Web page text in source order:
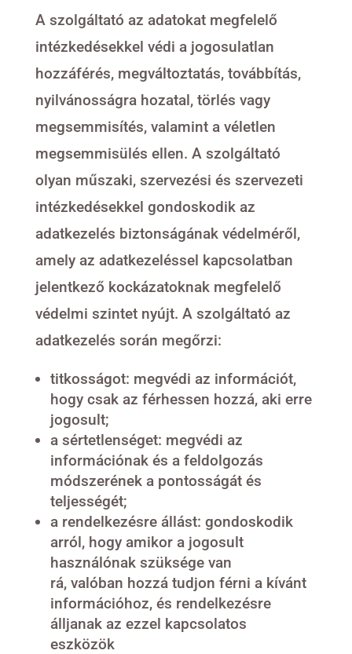
A szolgáltató az adatokat megfelelő
intézkedésekkel védi a jogosulatlan
hozzáférés, megváltoztatás, továbbítás,
nyilvánosságra hozatal, törlés vagy
megsemmisítés, valamint a véletlen
megsemmisülés ellen. A szolgáltató
olyan műszaki, szervezési és szervezeti
intézkedésekkel gondoskodik az
adatkezelés biztonságának védelméről,
amely az adatkezeléssel kapcsolatban
jelentkező kockázatoknak megfelelő
védelmi szintet nyújt. A szolgáltató az
adatkezelés során megőrzi:
titkosságot: megvédi az információt,
hogy csak az férhessen hozzá, aki erre
jogosult;
a sértetlenséget: megvédi az
információnak és a feldolgozás
módszerének a pontosságát és
teljességét;
a rendelkezésre állást: gondoskodik
arról, hogy amikor a jogosult
használónak szüksége van
rá, valóban hozzá tudjon férni a kívánt
információhoz, és rendelkezésre
álljanak az ezzel kapcsolatos
eszközök